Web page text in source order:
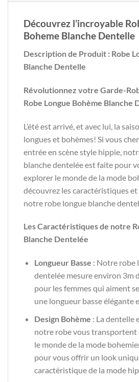
Découvrez l’incroyable
Boheme Blanche Dentelle
Description de Produit : Robe
Blanche Dentelle
Révolutionnez votre Garde-
Robe Longue Bohème Blanche
L’été est arrivé, et avec lui, la
longues et bohèmes! Si vous
entrée en scène style hippie,
blanche dentelée est faite pour
explorer le monde de la mode
découvrez les caractéristiques et
notre robe longue blanche
Les Caractéristiques de notre
Blanche Dentelée
Longueur Basse : Notre robe
dentelée mesure environ 3m
pour les femmes qui aiment
une longueur basse élégante
Design Bohème : La dentelle
notre robe vous transportent
le monde de la mode
pour vous offrir un look
caractéristique de la mode